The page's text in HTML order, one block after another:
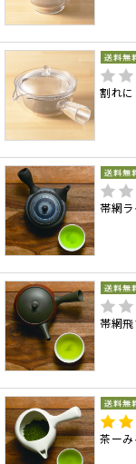
割れ
帯網
帯網
茶ーみ